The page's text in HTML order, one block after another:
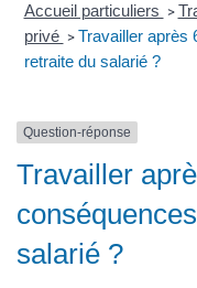
Accueil particuliers >
privé > Travailler après
retraite du salarié ?
Question-réponse
Travailler
salarié ?